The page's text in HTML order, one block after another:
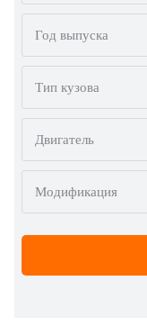
ALFA ROMEO
AUDI
BMW
BYD
CADILLAC
CHERY
CHEVROLET
CHRYSLER
Год выпуска
Тип кузова
Двигатель
Модификация